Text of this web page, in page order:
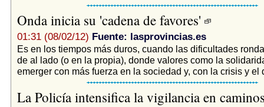
Onda inicia su 'cadena de favores'
01:31 (08/02/12) Fuente: lasprovincias.es
Es en los tiempos más duros, cuando las dificultades
de al lado (o en la propia), donde valores como la
emerger con más fuerza en la sociedad y, con la crisis y el
La Policía intensifica la vigilancia en